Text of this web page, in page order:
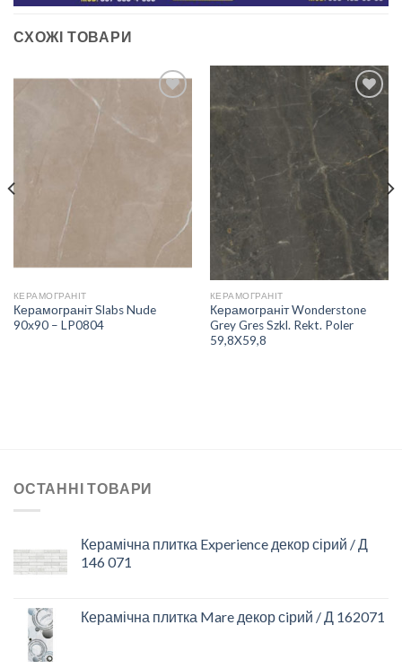
СХОЖІ ТОВАРИ
КЕРАМОГРАНІТ
Керамограніт Slabs Nude
90х90 – LP0804
ДОДАТИ
ДО
СПИСКУ
БАЖАНЬ
КЕРАМОГРАНІТ
Керамограніт Wonderstone
Grey Gres Szkl. Rekt. Poler
59,8X59,8
ОСТАННІ ТОВАРИ
Керамічна плитка Experience декор сірий / Д
146 071
Керамічна плитка Mare декор сiрий / Д 162071